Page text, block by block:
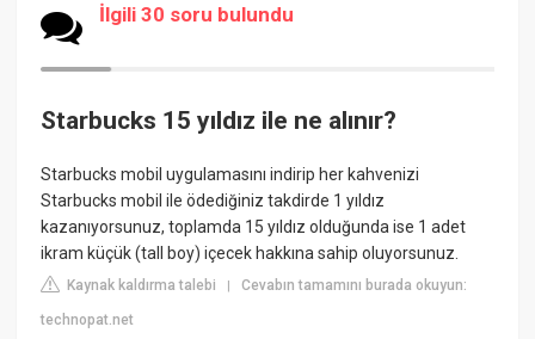
İlgili 30 soru bulundu
Starbucks 15 yıldız ile ne alınır?
Starbucks mobil uygulamasını indirip her kahvenizi
Starbucks mobil ile ödediğiniz takdirde 1 yıldız
kazanıyorsunuz, toplamda 15 yıldız olduğunda ise 1 adet
ikram küçük (tall boy) içecek hakkına sahip oluyorsunuz.
Kaynak kaldırma talebi |Cevabın tamamını burada okuyun:
technopat.net